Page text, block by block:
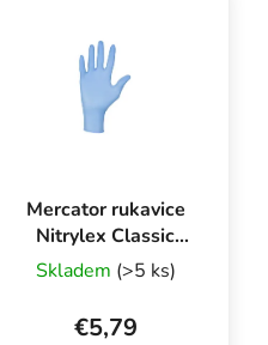
Mercator rukavice
Nitrylex Classic
BLUE L, 100 ks
Skladem (>5 ks)
€5,79